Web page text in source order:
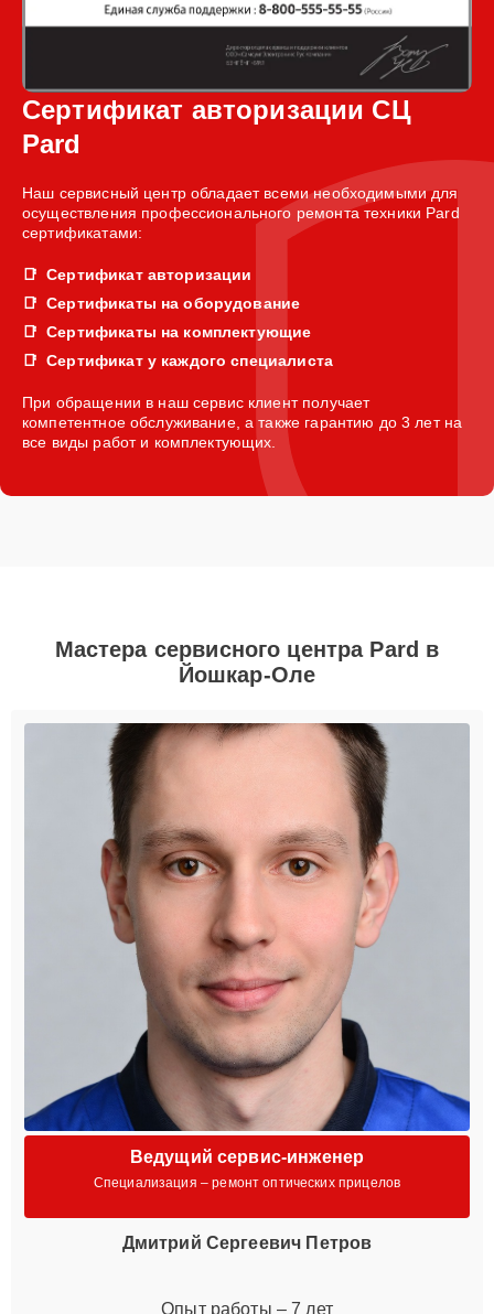
Сертификат авторизации СЦ
Pard
Наш сервисный центр обладает всеми необходимыми для
осуществления профессионального ремонта техники Pard
сертификатами:
Сертификат авторизации
Сертификаты на оборудование
Сертификаты на комплектующие
Сертификат у каждого специалиста
При обращении в наш сервис клиент получает
компетентное обслуживание, а также гарантию до 3 лет на
все виды работ и комплектующих.
Мастера сервисного центра Pard в
Йошкар-Оле
Ведущий сервис-инженер
Специализация – ремонт оптических прицелов
Дмитрий Сергеевич Петров
Опыт работы – 7 лет